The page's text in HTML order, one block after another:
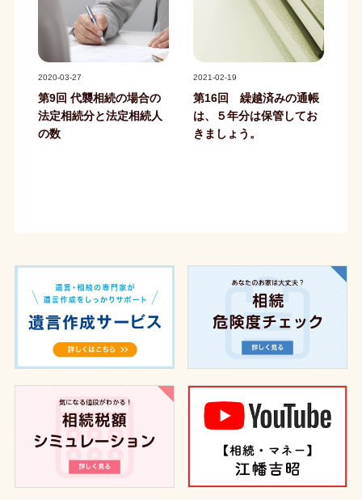
2020-03-27
第9回 代襲相続の場合の
法定相続分と法定相続人
の数
2021-02-19
第16回 繰越済みの通帳
は、５年分は保管してお
きましょう。